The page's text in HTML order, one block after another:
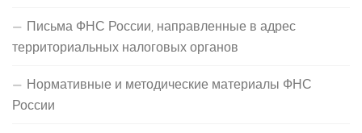
Письма ФНС России, направленные в адрес
территориальных налоговых органов
Нормативные и методические материалы ФНС
России